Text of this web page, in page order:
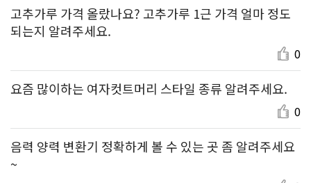
고추가루 가격 올랐나요? 고추가루 1근 가격 얼마 정도
되는지 알려주세요.
0
요즘 많이하는 여자컷트머리 스타일 종류 알려주세요.
0
음력 양력 변환기 정확하게 볼 수 있는 곳 좀 알려주세요
~